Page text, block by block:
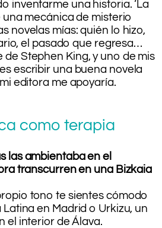
inventarme una historia. ‘La
una mecánica de misterio
novelas mías: quién lo hizo,
el pasado que regresa…
de Stephen King, y uno de mis
escribir una buena novela
editora me apoyaría.
como terapia
las ambientaba en el
transcurren en una Bizkaia
tono te sientes cómodo
en Madrid o Urkizu, un
el interior de Álava.